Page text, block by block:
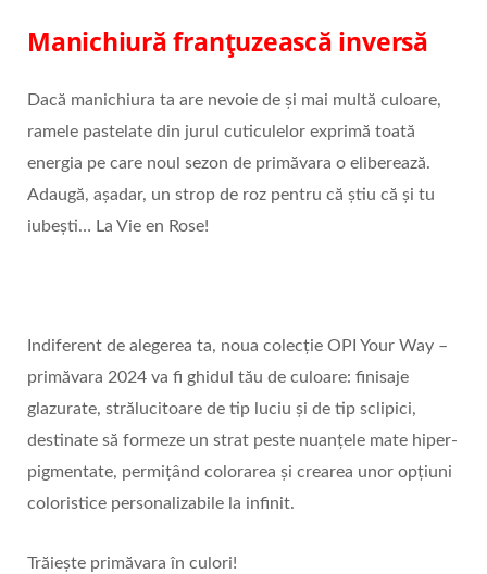
Manichiură franțuzească inversă
Dacă manichiura ta are nevoie de și mai multă culoare,
ramele pastelate din jurul cuticulelor exprimă toată
energia pe care noul sezon de primăvara o eliberează.
Adaugă, așadar, un strop de roz pentru că știu că și tu
iubești… La Vie en Rose!
Indiferent de alegerea ta, noua colecție OPI Your Way –
primăvara 2024 va fi ghidul tău de culoare: finisaje
glazurate, strălucitoare de tip luciu și de tip sclipici,
destinate să formeze un strat peste nuanțele mate hiper-
pigmentate, permițând colorarea și crearea unor opțiuni
coloristice personalizabile la infinit.
Trăiește primăvara în culori!